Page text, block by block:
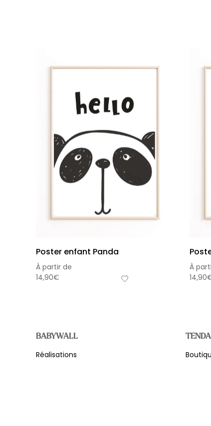
Poster enfant Panda
À partir de
14,90€
À
14,90
BABYWALL
Réalisations